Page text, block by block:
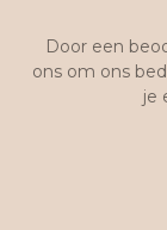
Door een
ons om ons
je